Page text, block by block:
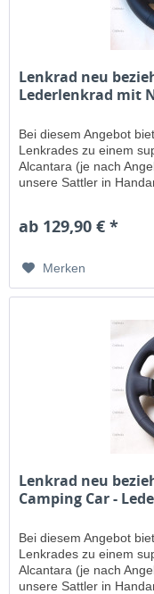
Lenkrad neu
Lederlenkrad mit
Bei diesem Angebot
Lenkrades zu einem
Alcantara (je nach
unsere Sattler in
ab 129,90 € *
Merken
Lenkrad neu
Camping Car -
Bei diesem Angebot
Lenkrades zu einem
Alcantara (je nach
unsere Sattler in